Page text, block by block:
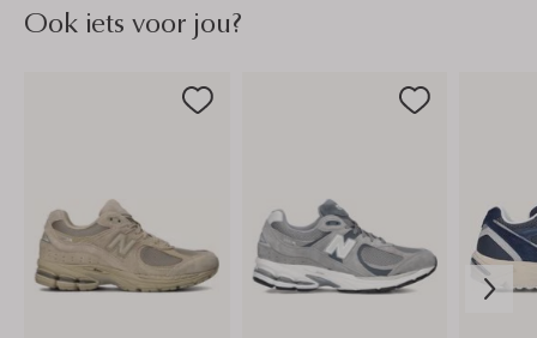
Ook iets voor jou?